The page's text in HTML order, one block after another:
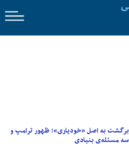
برگشت به اصل «خودیاری»؛ ظهور ترامپ و
سه مسئله‌ی بنیادی